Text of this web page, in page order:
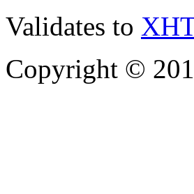
Validates to
Copyright ©